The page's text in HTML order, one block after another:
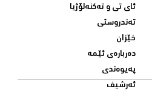
ئای تی و تەکنەلۆژیا
تەندروستی
خێزان
دەربارەی ئێمە
پەیوەندی
ئەرشیف